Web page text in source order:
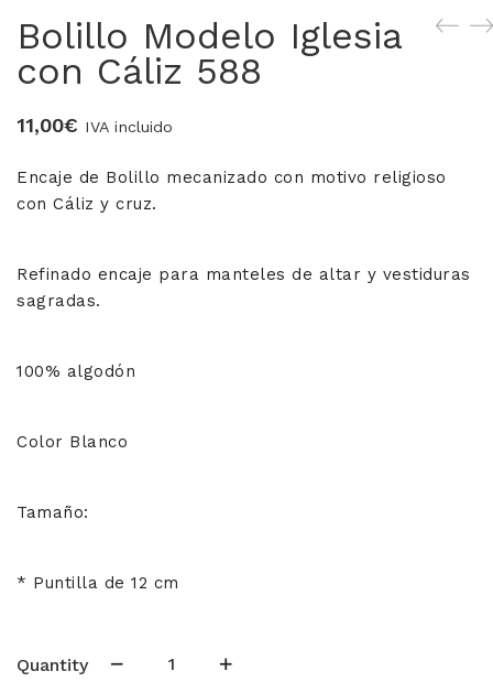
OUTLET FALLERA
Bolillo Modelo Iglesia
con Cáliz 588
11,00€ IVA incluido
Encaje de Bolillo mecanizado con motivo religioso
con Cáliz y cruz.
Refinado encaje para manteles de altar y vestiduras
sagradas.
100% algodón
Color Blanco
Tamaño:
* Puntilla de 12 cm
Quantity
Bolillo